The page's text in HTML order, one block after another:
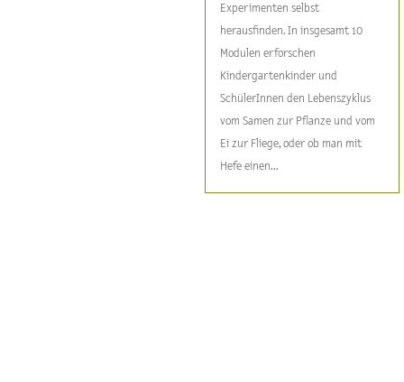
Experimenten selbst
herausfinden. In insgesamt 10
Modulen erforschen
Kindergartenkinder und
SchülerInnen den Lebenszyklus
vom Samen zur Pflanze und vom
Ei zur Fliege, oder ob man mit
Hefe einen...